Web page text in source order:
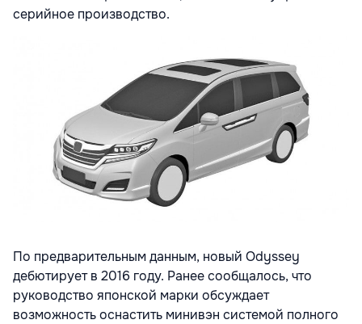
серийное производство.
По предварительным данным, новый Odyssey
дебютирует в 2016 году. Ранее сообщалось, что
руководство японской марки обсуждает
возможность оснастить минивэн системой полного